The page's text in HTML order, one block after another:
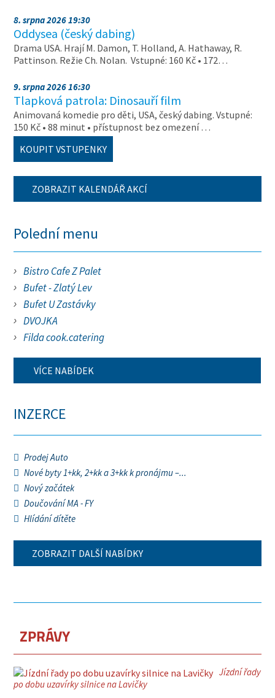
8. srpna 2026 19:30
Oddysea (český dabing)
Drama USA. Hrají M. Damon, T. Holland, A. Hathaway, R.
Pattinson. Režie Ch. Nolan. Vstupné: 160 Kč • 172…
9. srpna 2026 16:30
Tlapková patrola: Dinosauří film
Animovaná komedie pro děti, USA, český dabing. Vstupné:
150 Kč • 88 minut • přístupnost bez omezení …
KOUPIT VSTUPENKY
ZOBRAZIT KALENDÁŘ AKCÍ
Polední menu
Bistro Cafe Z Palet
Bufet - Zlatý Lev
Bufet U Zastávky
DVOJKA
Filda cook.catering
VÍCE NABÍDEK
INZERCE
Prodej Auto
Nové byty 1+kk, 2+kk a 3+kk k pronájmu –...
Nový začátek
Doučování MA - FY
Hlídání dítěte
ZOBRAZIT DALŠÍ NABÍDKY
ZPRÁVY
Jízdní řady
po dobu uzavírky silnice na Lavičky